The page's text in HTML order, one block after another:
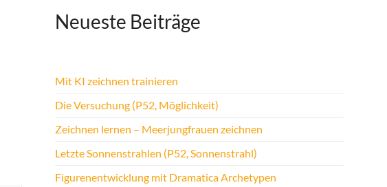
Neueste Beiträge
Mit KI zeichnen trainieren
Die Versuchung (P52, Möglichkeit)
Zeichnen lernen – Meerjungfrauen zeichnen
Letzte Sonnenstrahlen (P52, Sonnenstrahl)
Figurenentwicklung mit Dramatica Archetypen